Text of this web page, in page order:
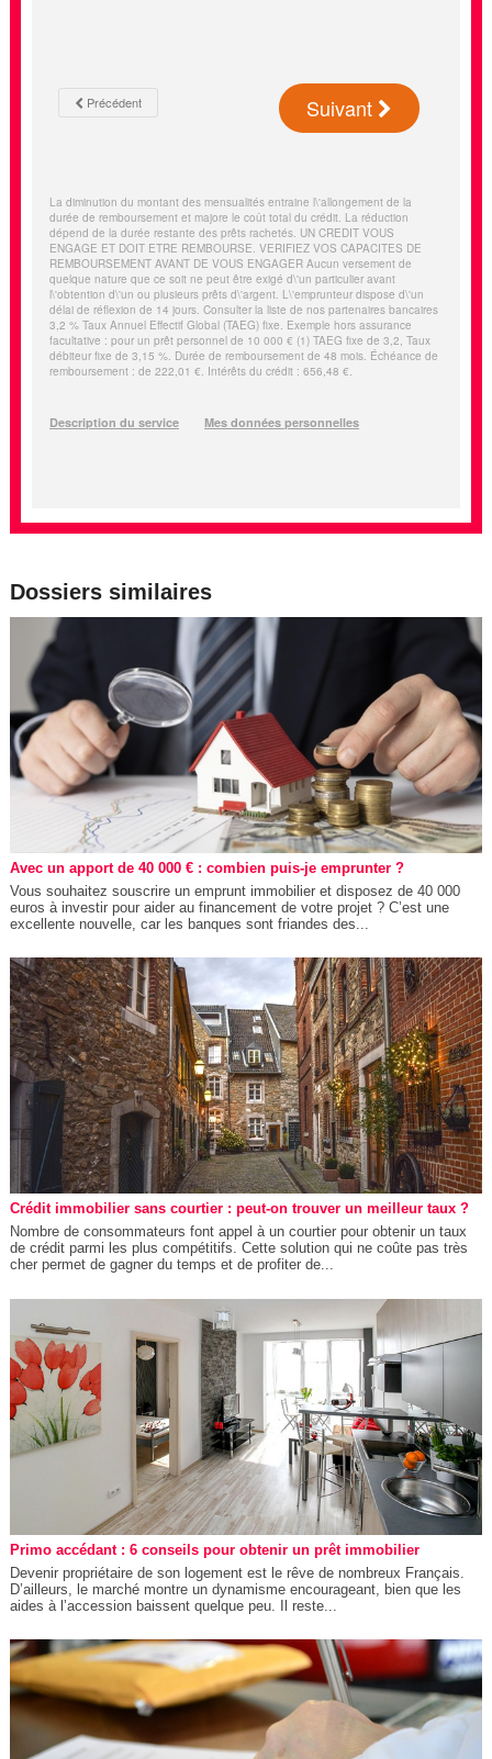
Dossiers similaires
Avec un apport de 40 000 € : combien puis-je emprunter ?
Vous souhaitez souscrire un emprunt immobilier et disposez de 40 000
euros à investir pour aider au financement de votre projet ? C’est une
excellente nouvelle, car les banques sont friandes des...
Crédit immobilier sans courtier : peut-on trouver un meilleur taux ?
Nombre de consommateurs font appel à un courtier pour obtenir un taux
de crédit parmi les plus compétitifs. Cette solution qui ne coûte pas très
cher permet de gagner du temps et de profiter de...
Primo accédant : 6 conseils pour obtenir un prêt immobilier
Devenir propriétaire de son logement est le rêve de nombreux Français.
D’ailleurs, le marché montre un dynamisme encourageant, bien que les
aides à l’accession baissent quelque peu. Il reste...